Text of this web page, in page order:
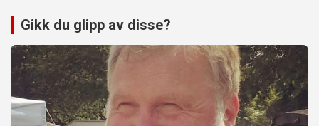
Gikk du glipp av disse?